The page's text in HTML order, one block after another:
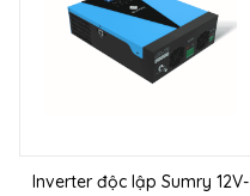
Inverter độc lập Sumry 12V-